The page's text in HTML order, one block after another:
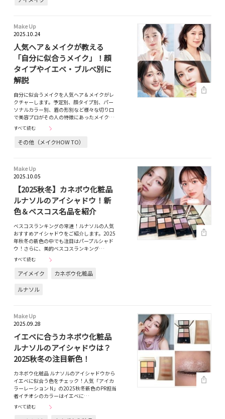
Make Up
2025.10.24
人気ヘア＆メイクが教える
「自分に似合うメイク」！顔
タイプやイエベ・ブルべ別に
解説
自分に似合うメイクを人気ヘア＆メイクがレ
クチャーします。予定別、顔タイプ別、パー
ソナルカラー別、眉の形別など様々な切り口
で美容プロがその人の特徴にあったメイク…
すべて読む
その他（メイクHOW TO）
Make Up
2025.10.05
【2025秋冬】カネボウ化粧品
ルナソルのアイシャドウ！新
色＆ベスコス名品を紹介
ベスコスランキングの常連！ルナソルの人気
おすすめアイシャドウをご紹介します。2025
年秋冬の新色の中でも注目はパープルシャド
ウ！さらに、美的ベスコスランキング…
すべて読む
アイメイク
カネボウ化粧品
ルナソル
Make Up
2025.09.28
イエベに合うカネボウ化粧品
ルナソルのアイシャドウは？
2025秋冬の注目新色！
カネボウ化粧品 ルナソルのアイシャドウから
イエベに似合う色をチェック！人気「アイカ
ラーレーション N」の2025秋冬新色のPR担当
者イチオシのカラーはイエベに…
すべて読む